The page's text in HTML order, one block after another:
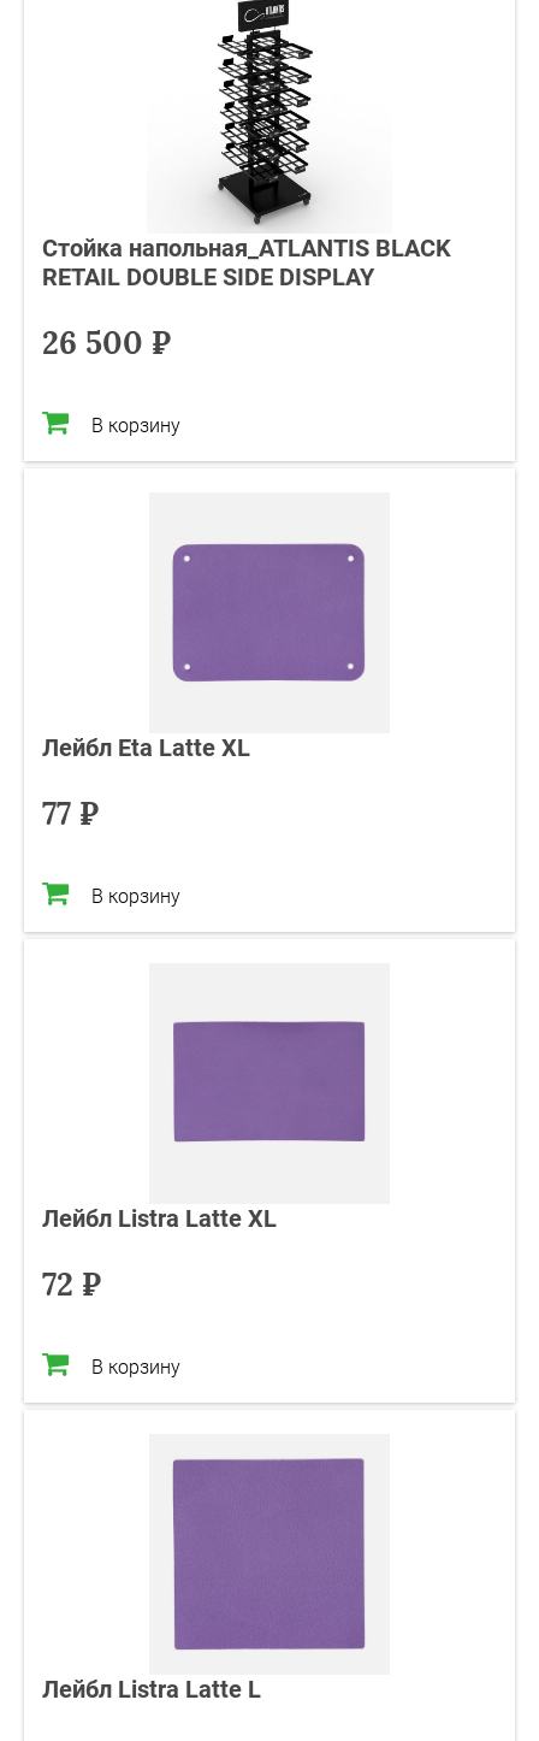
Стойка напольная_ATLANTIS BLACK
RETAIL DOUBLE SIDE DISPLAY
26 500 ₽
В корзину
Лейбл Eta Latte XL
77 ₽
В корзину
Лейбл Listra Latte XL
72 ₽
В корзину
Лейбл Listra Latte L